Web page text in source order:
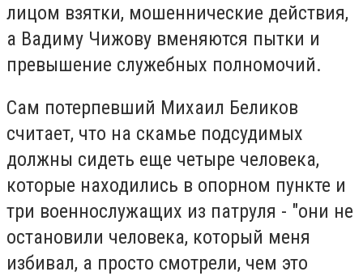
лицом взятки, мошеннические действия,
а Вадиму Чижову вменяются пытки и
превышение служебных полномочий.
Сам потерпевший Михаил Беликов
считает, что на скамье подсудимых
должны сидеть еще четыре человека,
которые находились в опорном пункте и
три военнослужащих из патруля - "они не
остановили человека, который меня
избивал, а просто смотрели, чем это